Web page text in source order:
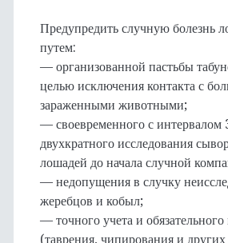
Предупредить случную болезнь
путем:
— организованной пастьбы
целью исключения контакта с
зараженными животными;
— своевременного с интервалом
двухкратного исследования
лошадей до начала случной
— недопущения в случку
жеребцов и кобыл;
— точного учета и
(таврения, чипирования и